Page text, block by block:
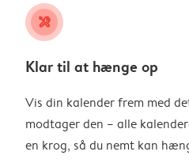
tools
Klar til at hænge op
Vis din kalender frem med
modtager den – alle
en krog, så du nemt kan